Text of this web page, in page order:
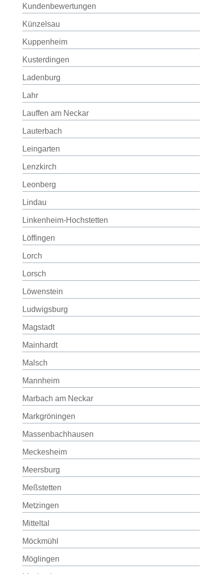
Kundenbewertungen
Künzelsau
Kuppenheim
Kusterdingen
Ladenburg
Lahr
Lauffen am Neckar
Lauterbach
Leingarten
Lenzkirch
Leonberg
Lindau
Linkenheim-Hochstetten
Löffingen
Lorch
Lorsch
Löwenstein
Ludwigsburg
Magstadt
Mainhardt
Malsch
Mannheim
Marbach am Neckar
Markgröningen
Massenbachhausen
Meckesheim
Meersburg
Meßstetten
Metzingen
Mitteltal
Möckmühl
Möglingen